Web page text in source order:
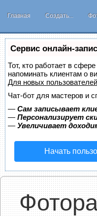
Главная Создать...
Сервис онлайн-
Тот, кто работает в
напоминать клиентам о
Для новых пользователей
Чат-бот для мастеров и
— Сам записывает
— Персонализирует
— Увеличивает
Начать